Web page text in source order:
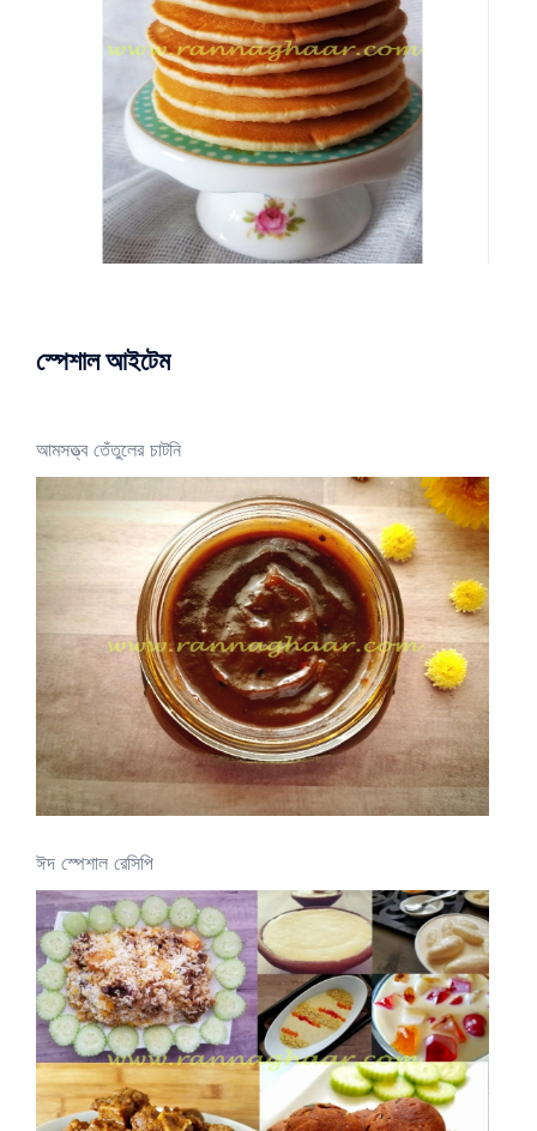
স্পেশাল আইটেম
আমসত্ত্ব তেঁতুলের চাটনি
ঈদ স্পেশাল রেসিপি